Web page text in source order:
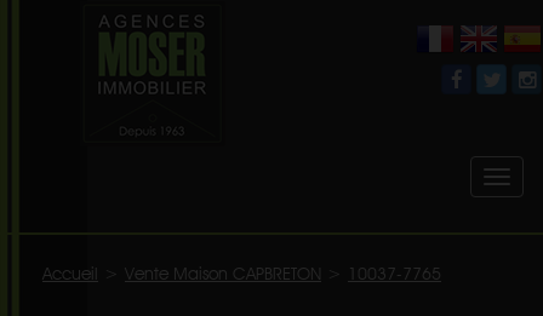
Accueil Vente Maison CAPBRETON 10037-7765